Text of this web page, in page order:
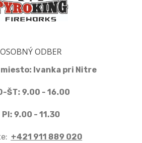
OSOBNÝ ODBER
Ivanka pri Nitre
ŠT: 9.00 - 16.00
PI: 9.00 - 11.30
+421 911 889 020